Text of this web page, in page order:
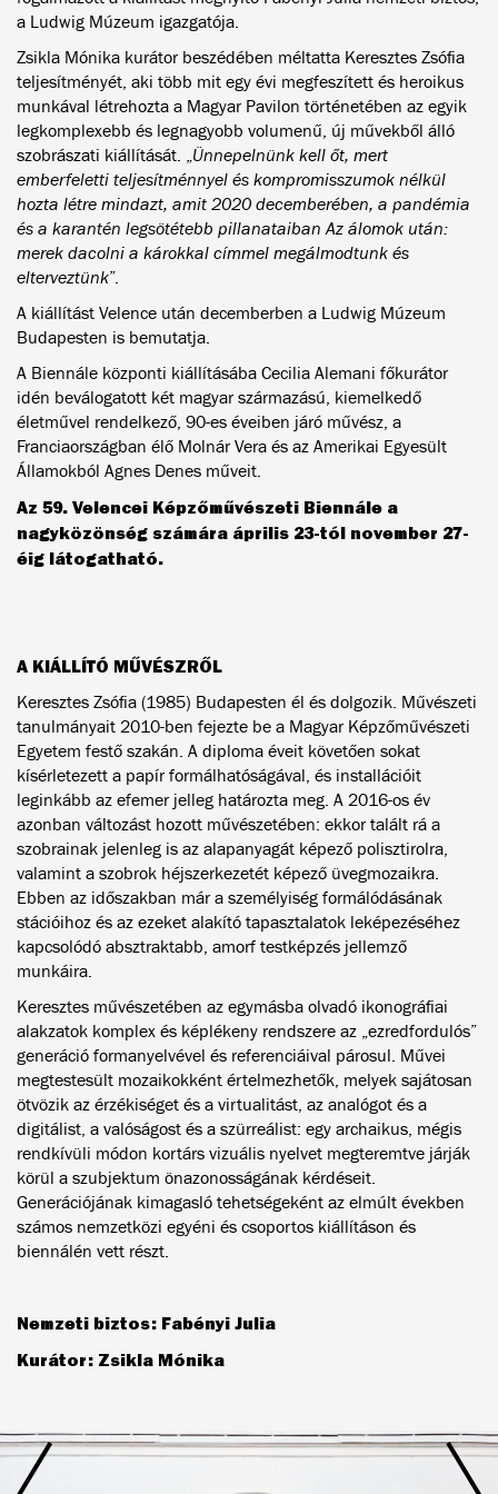
a Ludwig Múzeum igazgatója.
Zsikla Mónika kurátor beszédében méltatta Keresztes Zsófia
teljesítményét, aki több mit egy évi megfeszített és heroikus
munkával létrehozta a Magyar Pavilon történetében az egyik
legkomplexebb és legnagyobb volumenű, új művekből álló
szobrászati kiállítását. „Ünnepelnünk kell őt, mert
emberfeletti teljesítménnyel és kompromisszumok nélkül
hozta létre mindazt, amit 2020 decemberében, a pandémia
és a karantén legsötétebb pillanataiban Az álomok után:
merek dacolni a károkkal címmel megálmodtunk és
elterveztünk”.
A kiállítást Velence után decemberben a Ludwig Múzeum
Budapesten is bemutatja.
A Biennále központi kiállításába Cecilia Alemani főkurátor
idén beválogatott két magyar származású, kiemelkedő
életművel rendelkező, 90-es éveiben járó művész, a
Franciaországban élő Molnár Vera és az Amerikai Egyesült
Államokból Agnes Denes műveit.
Az 59. Velencei Képzőművészeti Biennále a
nagyközönség számára április 23-tól november 27-
éig látogatható.
A KIÁLLÍTÓ MŰVÉSZRŐL
Keresztes Zsófia (1985) Budapesten él és dolgozik. Művészeti
tanulmányait 2010-ben fejezte be a Magyar Képzőművészeti
Egyetem festő szakán. A diploma éveit követően sokat
kísérletezett a papír formálhatóságával, és installációit
leginkább az efemer jelleg határozta meg. A 2016-os év
azonban változást hozott művészetében: ekkor talált rá a
szobrainak jelenleg is az alapanyagát képező polisztirolra,
valamint a szobrok héjszerkezetét képező üvegmozaikra.
Ebben az időszakban már a személyiség formálódásának
stációihoz és az ezeket alakító tapasztalatok leképezéséhez
kapcsolódó absztraktabb, amorf testképzés jellemző
munkáira.
Keresztes művészetében az egymásba olvadó ikonográfiai
alakzatok komplex és képlékeny rendszere az „ezredfordulós”
generáció formanyelvével és referenciáival párosul. Művei
megtestesült mozaikokként értelmezhetők, melyek sajátosan
ötvözik az érzékiséget és a virtualitást, az analógot és a
digitálist, a valóságost és a szürreálist: egy archaikus, mégis
rendkívüli módon kortárs vizuális nyelvet megteremtve járják
körül a szubjektum önazonosságának kérdéseit.
Generációjának kimagasló tehetségeként az elmúlt években
számos nemzetközi egyéni és csoportos kiállításon és
biennálén vett részt.
Nemzeti biztos: Fabényi Julia
Kurátor: Zsikla Mónika